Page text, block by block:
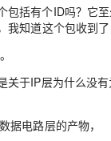
包括有个ID吗？它
我知道这个包收到
关于IP层为什么没
据电路层的产物，